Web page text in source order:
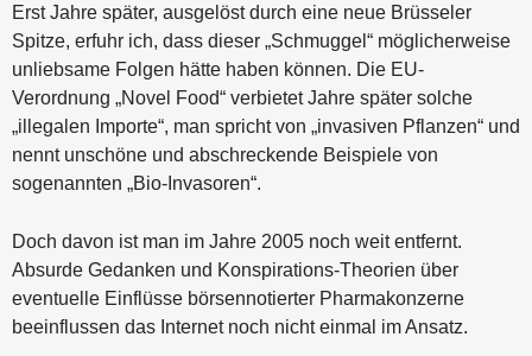
Erst Jahre später, ausgelöst durch eine neue Brüsseler
Spitze, erfuhr ich, dass dieser „Schmuggel“ möglicherweise
unliebsame Folgen hätte haben können. Die EU-
Verordnung „Novel Food“ verbietet Jahre später solche
„illegalen Importe“, man spricht von „invasiven Pflanzen“ und
nennt unschöne und abschreckende Beispiele von
sogenannten „Bio-Invasoren“.
Doch davon ist man im Jahre 2005 noch weit entfernt.
Absurde Gedanken und Konspirations-Theorien über
eventuelle Einflüsse börsennotierter Pharmakonzerne
beeinflussen das Internet noch nicht einmal im Ansatz.